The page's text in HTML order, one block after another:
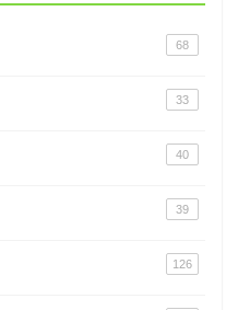
68
33
40
39
126